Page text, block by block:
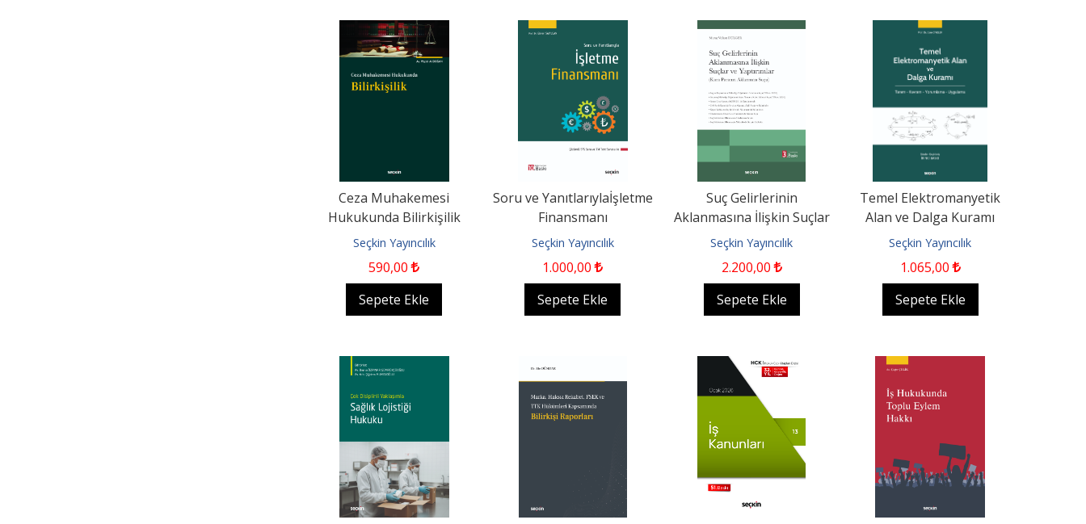
Ceza Muhakemesi
Hukukunda Bilirkişilik
Seçkin Yayıncılık
590,00
Sepete Ekle
Soru ve Yanıtlarıylaİşletme
Finansmanı
Seçkin Yayıncılık
1.000,00
Sepete Ekle
Suç Gelirlerinin
Aklanmasına İlişkin Suçlar
ve Yaptırımlar (Kara
Paranın...
Seçkin Yayıncılık
2.200,00
Sepete Ekle
Temel Elektromanyetik
Alan ve Dalga Kuramı
Tanım – Kavram –
Yorumlama –...
Seçkin Yayıncılık
1.065,00
Sepete Ekle